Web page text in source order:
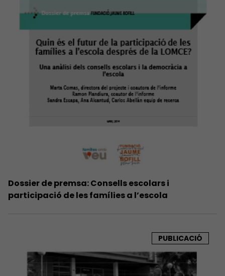
Dossier de premsa: Consells escolars i
participació de les famílies a l’escola
PUBLICACIÓ